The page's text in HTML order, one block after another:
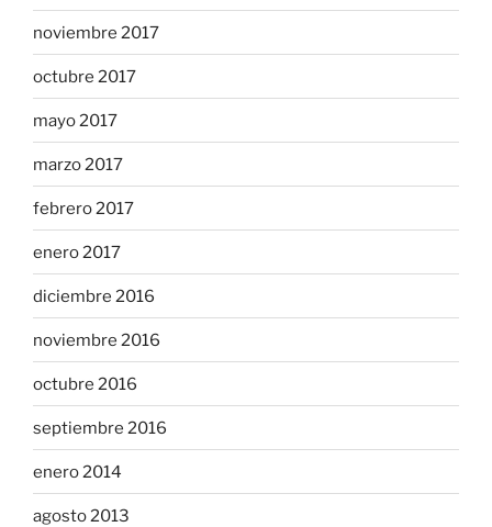
noviembre 2017
octubre 2017
mayo 2017
marzo 2017
febrero 2017
enero 2017
diciembre 2016
noviembre 2016
octubre 2016
septiembre 2016
enero 2014
agosto 2013